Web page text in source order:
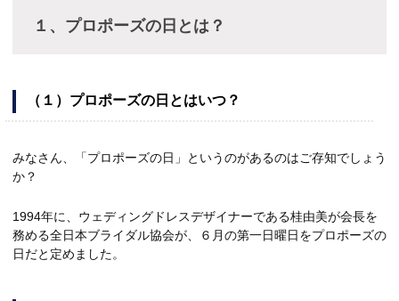
１、プロポーズの日とは？
（１）プロポーズの日とはいつ？
みなさん、「プロポーズの日」というのがあるのはご存知でしょう
か？
1994年に、ウェディングドレスデザイナーである桂由美が会長を
務める全日本ブライダル協会が、６月の第一日曜日をプロポーズの
日だと定めました。